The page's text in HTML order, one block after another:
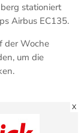
stationiert
Airbus EC135.
der Woche
um die
X